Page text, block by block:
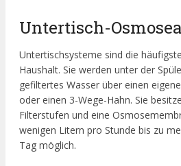
Untertisch-
Untertischsysteme sind die
Haushalt. Sie werden unter der
gefiltertes Wasser über einen
oder einen 3-Wege-Hahn. Sie
Filterstufen und eine
wenigen Litern pro Stunde bis zu
Tag möglich.